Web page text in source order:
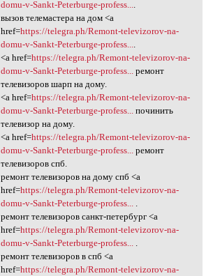
domu-v-Sankt-Peterburge-profess...
вызов телемастера на дом <a
href=https://telegra.ph/Remont-televizorov-na-
domu-v-Sankt-Peterburge-profess...
<a href=https://telegra.ph/Remont-televizorov-na-
domu-v-Sankt-Peterburge-profess...
ремонт
телевизоров шарп на дому.
<a href=https://telegra.ph/Remont-televizorov-na-
domu-v-Sankt-Peterburge-profess...
починить
телевизор на дому.
<a href=https://telegra.ph/Remont-televizorov-na-
domu-v-Sankt-Peterburge-profess...
ремонт
телевизоров спб.
ремонт телевизоров на дому спб <a
href=https://telegra.ph/Remont-televizorov-na-
domu-v-Sankt-Peterburge-profess...
ремонт телевизоров санкт-петербург <a
href=https://telegra.ph/Remont-televizorov-na-
domu-v-Sankt-Peterburge-profess...
ремонт телевизоров в спб <a
href=https://telegra.ph/Remont-televizorov-na-